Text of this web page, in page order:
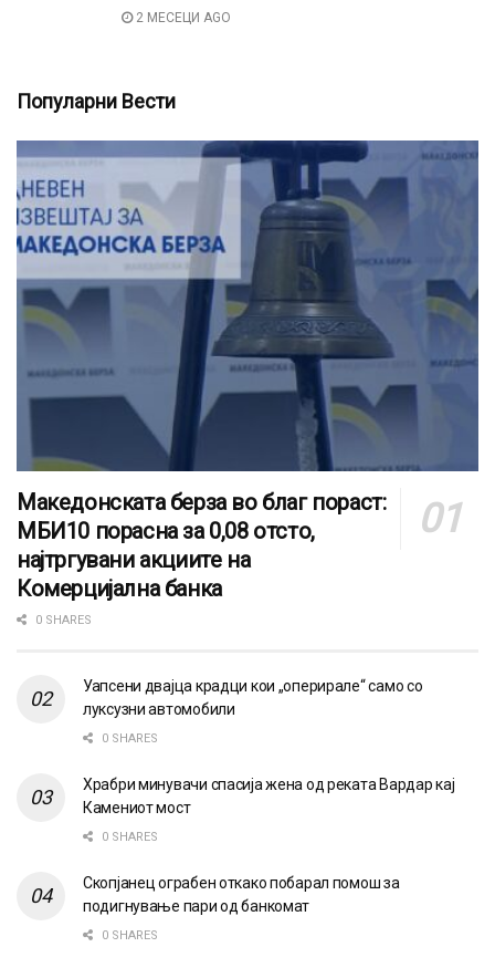
2 МЕСЕЦИ AGO
Популарни Вести
Македонската берза во благ пораст:
МБИ10 порасна за 0,08 отсто,
најтргувани акциите на
Комерцијална банка
0 SHARES
Уапсени двајца крадци кои „оперирале“ само со
луксузни автомобили
0 SHARES
Храбри минувачи спасија жена од реката Вардар кај
Камениот мост
0 SHARES
Скопјанец ограбен откако побарал помош за
подигнување пари од банкомат
0 SHARES